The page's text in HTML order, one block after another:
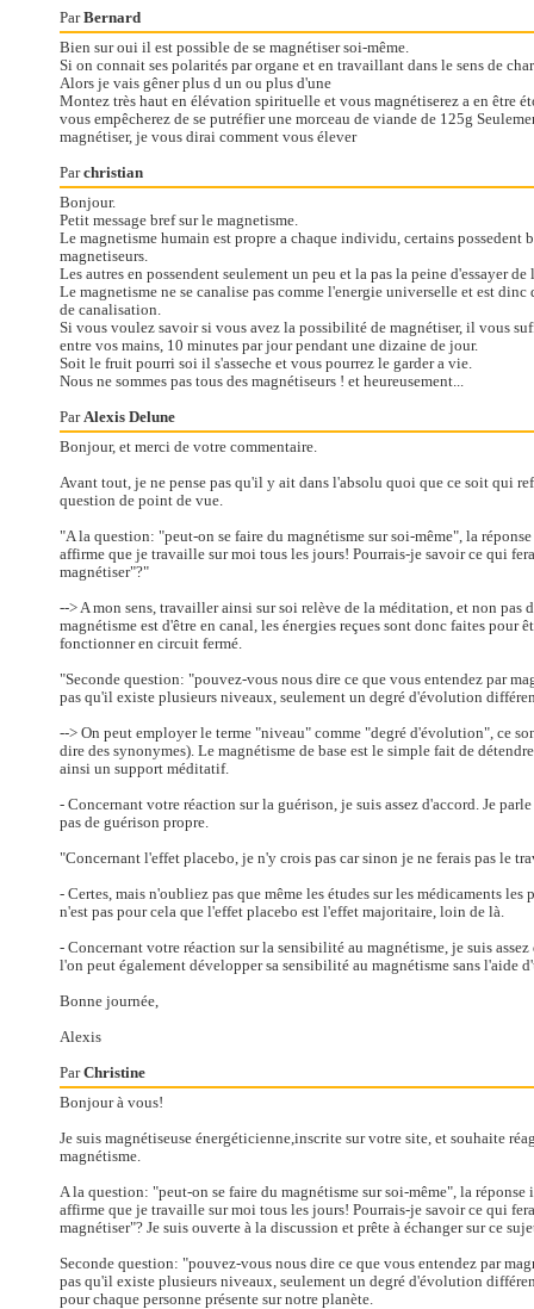
ParBernard
Bien sur oui il est possible de se magnétiser soi-même.
Si on connait ses polarités par organe et en travaillant dans le sens de
Alors je vais gêner plus d un ou plus d'une
Montez très haut en élévation spirituelle et vous magnétiserez a en être
vous empêcherez de se putréfier une morceau de viande de 125g
magnétiser, je vous dirai comment vous élever
Parchristian
Bonjour.
Petit message bref sur le magnetisme.
Le magnetisme humain est propre a chaque individu, certains possedent
magnetiseurs.
Les autres en possendent seulement un peu et la pas la peine d'essayer de
Le magnetisme ne se canalise pas comme l'energie universelle et est
de canalisation.
Si vous voulez savoir si vous avez la possibilité de magnétiser, il vous
entre vos mains, 10 minutes par jour pendant une dizaine de jour.
Soit le fruit pourri soi il s'asseche et vous pourrez le garder a vie.
Nous ne sommes pas tous des magnétiseurs ! et heureusement...
ParAlexis Delune
Bonjour, et merci de votre commentaire.
Avant tout, je ne pense pas qu'il y ait dans l'absolu quoi que ce soit qui
question de point de vue.
"A la question: "peut-on se faire du magnétisme sur soi-même", la
affirme que je travaille sur moi tous les jours! Pourrais-je savoir ce qui
magnétiser"?"
--> A mon sens, travailler ainsi sur soi relève de la méditation, et non pas
magnétisme est d'être en canal, les énergies reçues sont donc faites pour
fonctionner en circuit fermé.
"Seconde question: "pouvez-vous nous dire ce que vous entendez par
pas qu'il existe plusieurs niveaux, seulement un degré d'évolution
--> On peut employer le terme "niveau" comme "degré d'évolution", ce
dire des synonymes). Le magnétisme de base est le simple fait de
ainsi un support méditatif.
- Concernant votre réaction sur la guérison, je suis assez d'accord. Je
pas de guérison propre.
"Concernant l'effet placebo, je n'y crois pas car sinon je ne ferais pas le
- Certes, mais n'oubliez pas que même les études sur les médicaments
n'est pas pour cela que l'effet placebo est l'effet majoritaire, loin de là.
- Concernant votre réaction sur la sensibilité au magnétisme, je suis
l'on peut également développer sa sensibilité au magnétisme sans l'aide
Bonne journée,
Alexis
ParChristine
Bonjour à vous!
Je suis magnétiseuse énergéticienne,inscrite sur votre site, et souhaite
magnétisme.
A la question: "peut-on se faire du magnétisme sur soi-même", la
affirme que je travaille sur moi tous les jours! Pourrais-je savoir ce qui
magnétiser"? Je suis ouverte à la discussion et prête à échanger sur ce
Seconde question: "pouvez-vous nous dire ce que vous entendez par
pas qu'il existe plusieurs niveaux, seulement un degré d'évolution
pour chaque personne présente sur notre planète.